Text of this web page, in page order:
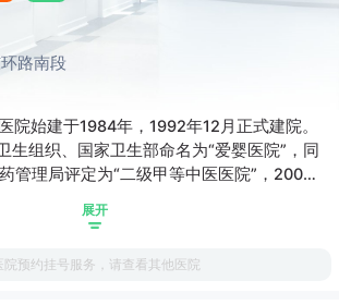
路南段
院始建于1984年，1992年12月正式建院。
生组织、国家卫生部命名为“爱婴医院”，同
管理局评定为“二级甲等中医医院”，2009
理局三级甲等中医医院的评审验收，于
、治未病、针灸按摩、内病外治等中医诊
展开
预约挂号服务，请查看其他医院